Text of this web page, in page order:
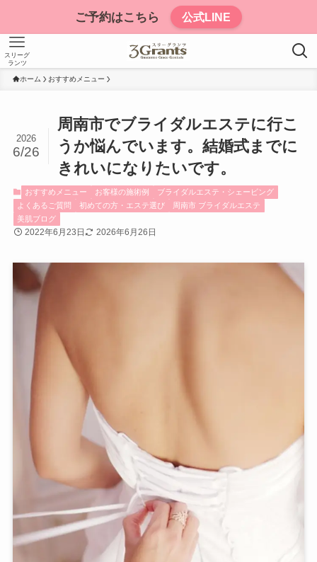
ご予約はこちら 公式LINE
スリーグ
ランツ
ホーム おすすめメニュー
周南市でブライダルエステに行こ
うか悩んでいます。結婚式までに
きれいになりたいです。
2026
6/26
おすすめメニュー お客様の施術例
ブライダルエステ・シェービング
よくあるご質問
初めての方・エステ選び
周南市 ブライダルエステ
美肌ブログ
2022年6月23日 2026年6月26日